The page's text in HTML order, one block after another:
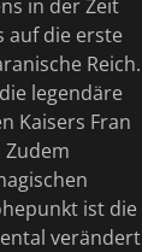
in der Zeit
auf die erste
Reich.
legendäre
Kaisers Fran
Zudem
ist die
verändert